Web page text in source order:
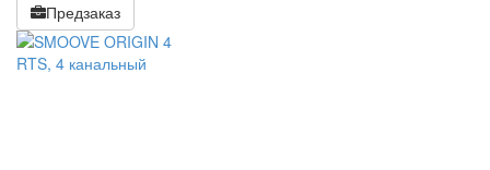
Предзаказ